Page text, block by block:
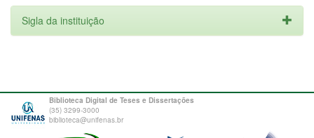
Sigla da instituição
Biblioteca Digital de Teses e Dissertações
(35) 3299-3000
biblioteca@unifenas.br